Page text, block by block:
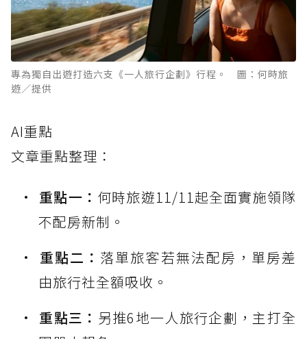
專為獨自出遊打造六支《一人旅行企劃》行程。 圖：何時旅
遊／提供
AI重點
文章重點整理：
重點一： 何時旅遊11/11起全面實施領隊
不配房新制。
重點二： 落單旅客若無法配房，單房差
由旅行社全額吸收。
重點三： 另推6地一人旅行企劃，主打全